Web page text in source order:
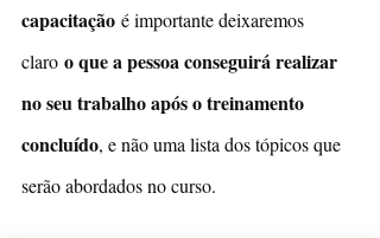
capacitação é importante deixaremos
claro o que a pessoa conseguirá realizar
no seu trabalho após o treinamento
concluído, e não uma lista dos tópicos que
serão abordados no curso.